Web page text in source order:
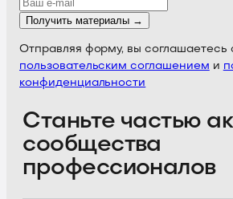
Получить материалы →
Отправляя форму, вы соглашаетесь
пользовательским соглашением и
конфиденциальности
Станьте частью
сообщества
профессионалов